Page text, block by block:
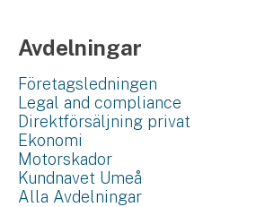
Avdelningar
Företagsledningen
Legal and compliance
Direktförsäljning privat
Ekonomi
Motorskador
Kundnavet Umeå
Alla Avdelningar